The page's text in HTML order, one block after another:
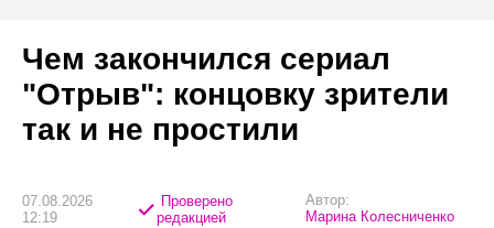
Чем закончился сериал
"Отрыв": концовку зрители
так и не простили
07.08.2026
12:19
Проверено
редакцией
Автор:
Марина Колесниченко